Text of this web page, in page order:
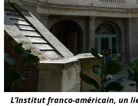
L’Institut franco-américain, un